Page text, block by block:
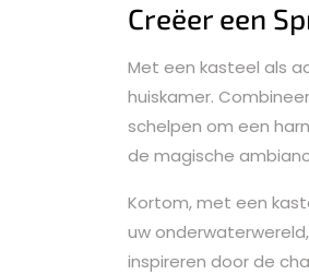
Creëer een
Met een kasteel als
huiskamer.
schelpen om een
de magische
Kortom, met een
uw
inspireren door de